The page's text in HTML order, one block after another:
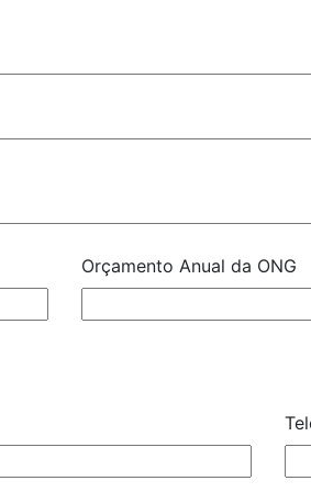
Orçamento Anual da ONG